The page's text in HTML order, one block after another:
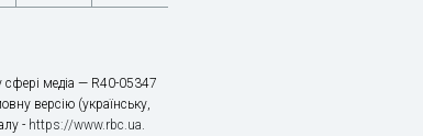
сфері медіа — R40-05347
версію (українську,
- https://www.rbc.ua.